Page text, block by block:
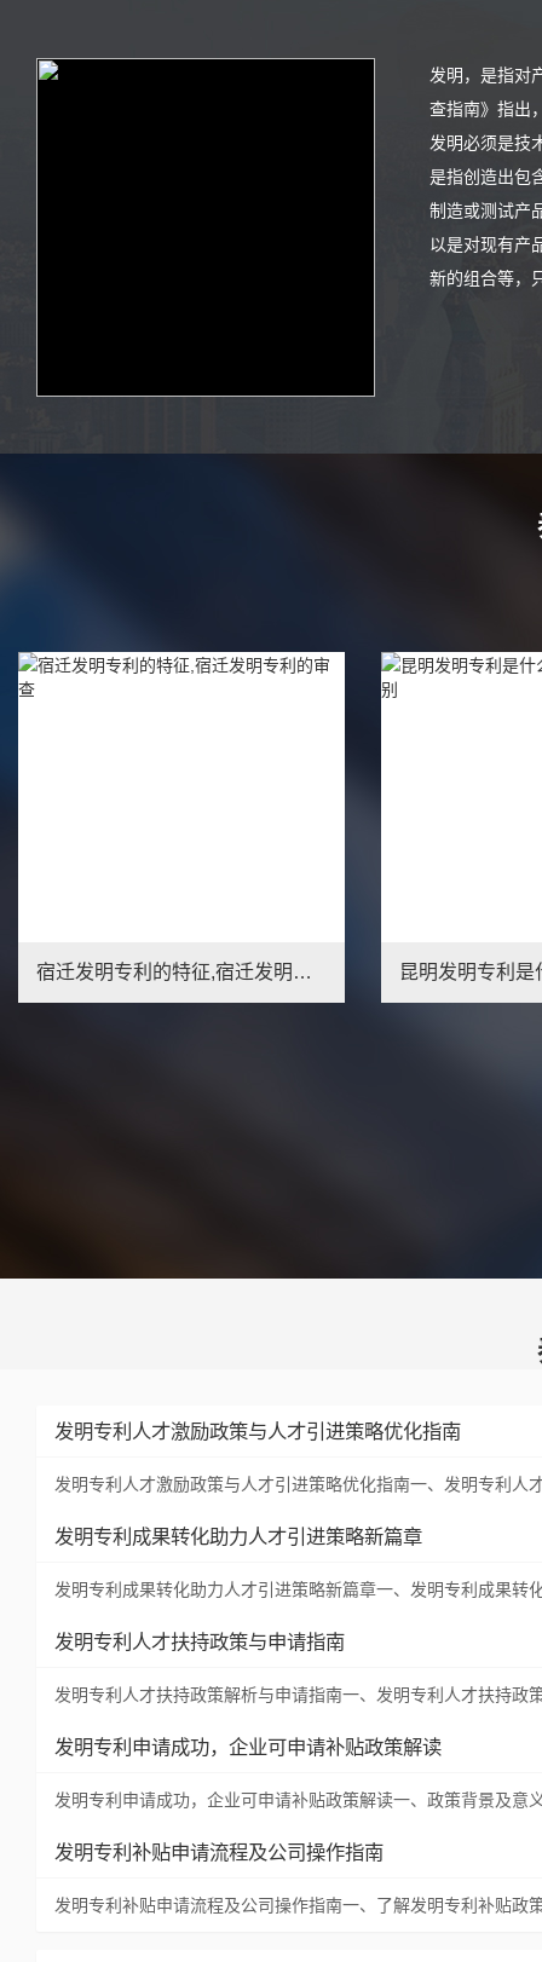
发明，是指对
查指南》指出
发明必须是技
是指创造出包
制造或测试产
以是对现有产
新的组合等，
宿迁发明专利的特征,宿迁发明专利的审查
发明专利人才激励政策与人才引进策略优化指南
发明专利人才激励政策与人才引进策略优化指南一、发明专利
发明专利成果转化助力人才引进策略新篇章
发明专利成果转化助力人才引进策略新篇章一、发明专利成果
发明专利人才扶持政策与申请指南
发明专利人才扶持政策解析与申请指南一、发明专利人才扶持
发明专利申请成功，企业可申请补贴政策解读
发明专利申请成功，企业可申请补贴政策解读一、政策背景及
发明专利补贴申请流程及公司操作指南
发明专利补贴申请流程及公司操作指南一、了解发明专利补贴